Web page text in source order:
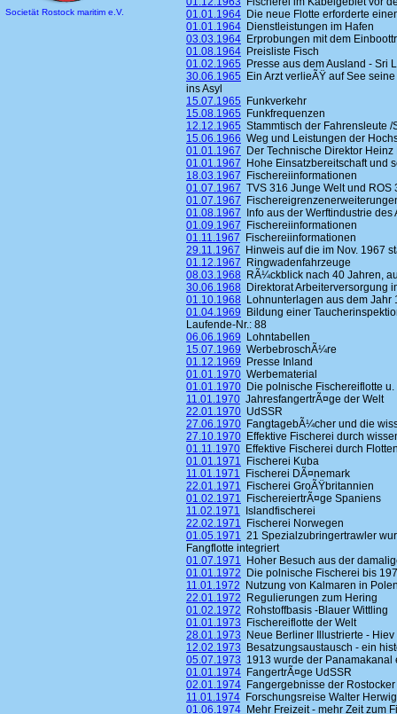
Societät Rostock maritim e.V.
01.01.1964 Die neue Flotte erforderte
01.01.1964 Dienstleistungen im Hafen
03.03.1964 Erprobungen mit dem
01.08.1964 Preisliste Fisch
01.02.1965 Presse aus dem Ausland - Sri
30.06.1965 Ein Arzt verlieÃŸ auf See
ins Asyl
15.07.1965 Funkverkehr
15.08.1965 Funkfrequenzen
12.12.1965 Stammtisch der Fahrensleute /
15.06.1966 Weg und Leistungen der
01.01.1967 Der Technische Direktor
01.01.1967 Hohe Einsatzbereitschaft und
18.03.1967 Fischereiinformationen
01.07.1967 TVS 316 Junge Welt und ROS
01.07.1967
01.08.1967 Info aus der Werftindustrie des
01.09.1967 Fischereiinformationen
01.11.1967 Fischereiinformationen
29.11.1967 Hinweis auf die im Nov. 1967
01.12.1967 Ringwadenfahrzeuge
08.03.1968 RÃ¼ckblick nach 40 Jahren,
30.06.1968 Direktorat Arbeiterversorgung
01.10.1968 Lohnunterlagen aus dem Jahr
01.04.1969 Bildung einer
Laufende-Nr.: 88
06.06.1969 Lohntabellen
15.07.1969 WerbebroschÃ¼re
01.12.1969 Presse Inland
01.01.1970 Werbematerial
01.01.1970 Die polnische Fischereiflotte
11.01.1970 JahresfangertrÃ¤ge der Welt
22.01.1970 UdSSR
27.06.1970 FangtagebÃ¼cher und die
27.10.1970 Effektive Fischerei durch
01.11.1970 Effektive Fischerei durch
01.01.1971 Fischerei Kuba
11.01.1971 Fischerei DÃ¤nemark
22.01.1971 Fischerei GroÃŸbritannien
01.02.1971 FischereiertrÃ¤ge Spaniens
11.02.1971 Islandfischerei
22.02.1971 Fischerei Norwegen
01.05.1971 21 Spezialzubringertrawler
Fangflotte integriert
01.07.1971 Hoher Besuch aus der
01.01.1972 Die polnische Fischerei bis
11.01.1972 Nutzung von Kalmaren in
22.01.1972 Regulierungen zum Hering
01.02.1972 Rohstoffbasis -Blauer Wittling
01.01.1973 Fischereiflotte der Welt
28.01.1973 Neue Berliner Illustrierte - Hiev
12.02.1973 Besatzungsaustausch - ein
05.07.1973 1913 wurde der Panamakanal
01.01.1974 FangertrÃ¤ge UdSSR
02.01.1974 Fangergebnisse der
11.01.1974 Forschungsreise Walter
01.06.1974 Mehr Freizeit - mehr Zeit zum